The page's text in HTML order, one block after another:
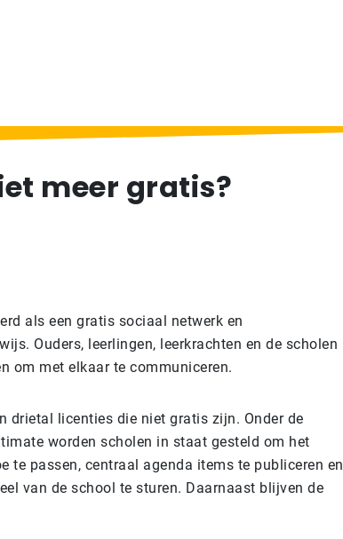
meer gratis?
als een gratis sociaal netwerk en
Ouders, leerlingen, leerkrachten en de scholen
om met elkaar te communiceren.
drietal licenties die niet gratis zijn. Onder de
worden scholen in staat gesteld om het
te passen, centraal agenda items te publiceren en
van de school te sturen. Daarnaast blijven de